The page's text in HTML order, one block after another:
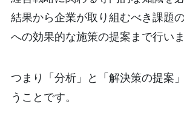
結果から企業が取り組むべき課題
への効果的な施策の提案まで行いま
つまり「分析」と「解決策の提案
うことです。